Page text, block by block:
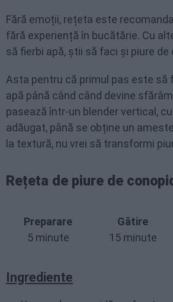
Fără emoții, rețeta este
fără experiență în bucătărie. Cu
să fierbi apă, știi să faci și piure de
Asta pentru că primul pas este să
apă până când când devine
pasează într-un blender vertical,
adăugat, până se obține un
la textură, nu vrei să transformi
Rețeta de piure de
Preparare
5 minute
Gătire
15 minute
Ingrediente